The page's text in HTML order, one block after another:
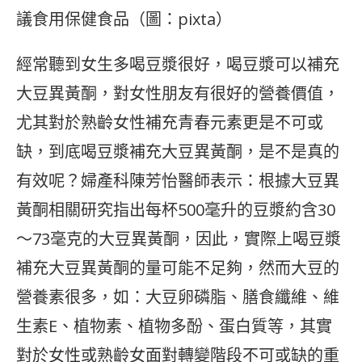
議食用保健食品（圖：pixta）
經常聽到女生多喝豆漿很好，喝豆漿可以補充
大豆異黃酮，對女性朋友有很好的營養價值，
尤其對於熟齡女性補充青春元素更是不可或
缺，到底喝豆漿補充大豆異黃酮，是不是真的
有效呢？婦產科陳芳怡醫師表示：根據大豆異
黃酮相關研究指出每杯500毫升的豆漿約含30
～73毫克的大豆異黃酮，因此，實際上喝豆漿
補充大豆異黃酮的量可能不足夠，然而大豆的
營養素很多，如：大豆卵磷脂、膳食纖維、維
生素E、植物素、植物多酚、蛋白質等，其實
對於女性或熟齡女面對轉變階段不可或缺的重